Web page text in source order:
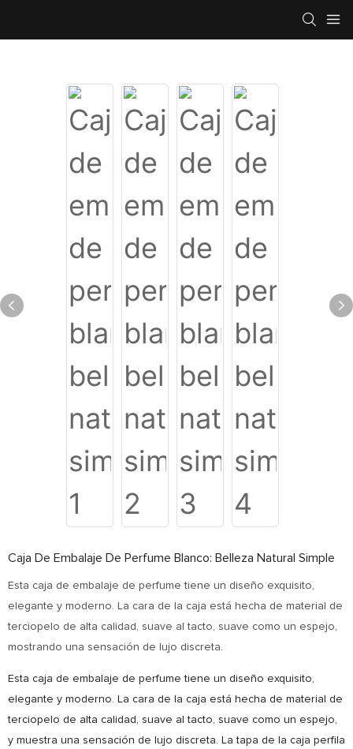
Caja De Embalaje De Perfume Blanco: Belleza Natural Simple
Esta caja de embalaje de perfume tiene un diseño exquisito,
elegante y moderno. La cara de la caja está hecha de material de
terciopelo de alta calidad, suave al tacto, suave como un espejo,
mostrando una sensación de lujo discreta.
Esta caja de embalaje de perfume tiene un diseño exquisito,
elegante y moderno. La cara de la caja está hecha de material de
terciopelo de alta calidad, suave al tacto, suave como un espejo,
y muestra una sensación de lujo discreta. La tapa de la caja perfila